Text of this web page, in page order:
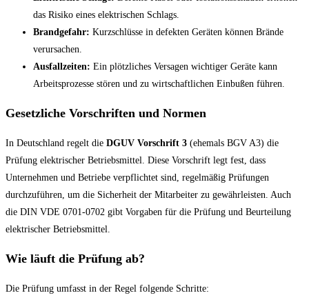
das Risiko eines elektrischen Schlags.
Brandgefahr: Kurzschlüsse in defekten Geräten können Brände
verursachen.
Ausfallzeiten: Ein plötzliches Versagen wichtiger Geräte kann
Arbeitsprozesse stören und zu wirtschaftlichen Einbußen führen.
Gesetzliche Vorschriften und Normen
In Deutschland regelt die DGUV Vorschrift 3 (ehemals BGV A3) die
Prüfung elektrischer Betriebsmittel. Diese Vorschrift legt fest, dass
Unternehmen und Betriebe verpflichtet sind, regelmäßig Prüfungen
durchzuführen, um die Sicherheit der Mitarbeiter zu gewährleisten. Auch
die DIN VDE 0701-0702 gibt Vorgaben für die Prüfung und Beurteilung
elektrischer Betriebsmittel.
Wie läuft die Prüfung ab?
Die Prüfung umfasst in der Regel folgende Schritte: